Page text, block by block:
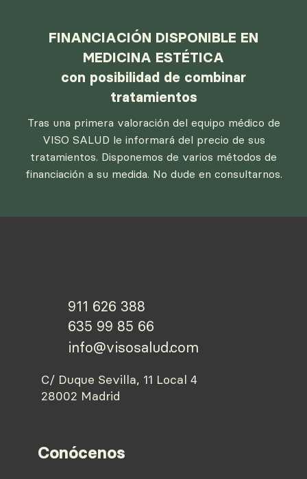
FINANCIACIÓN DISPONIBLE EN
MEDICINA ESTÉTICA
con posibilidad de combinar
tratamientos
Tras una primera valoración del equipo médico de
VISO SALUD le informará del precio de sus
tratamientos. Disponemos de varios métodos de
financiación a su medida. No dude en consultarnos.
911 626 388
635 99 85 66
info@visosalud.com
C/ Duque Sevilla, 11 Local 4
28002 Madrid
Conócenos